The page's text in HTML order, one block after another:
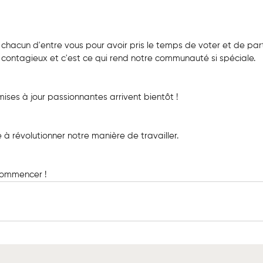
chacun d'entre vous pour avoir pris le temps de voter et de
et c'est ce qui rend notre communauté si spéciale.
à jour passionnantes arrivent bientôt !
à révolutionner notre manière de travailler.
!